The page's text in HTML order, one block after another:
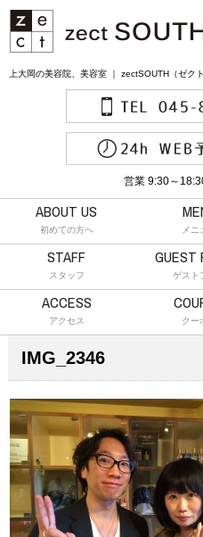
上大岡の美容院、美容室 ｜ zectSOUTH（ゼク
営業 9:30～
ABOUT US
初めての方へ メニ
STAFF
スタッフ
GUEST
ゲスト
ACCESS
アクセス クー
IMG_2346